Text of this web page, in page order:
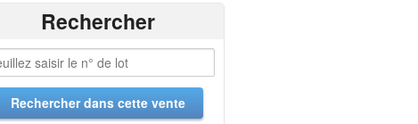
Rechercher